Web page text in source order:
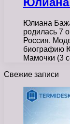
Юлиана
родилась 7
Россия.
биографию
Мамочки (3
Свежие записи